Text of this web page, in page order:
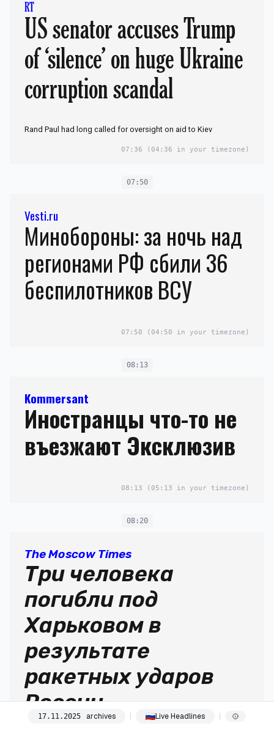
RT
US senator accuses Trump
of ‘silence’ on huge Ukraine
corruption scandal
Rand Paul had long called for oversight on aid to Kiev
07:36 (04:36 in your timezone)
07:50
Vesti.ru
Минобороны: за ночь над
регионами РФ сбили 36
беспилотников ВСУ
07:50 (04:50 in your timezone)
08:13
Kommersant
Иностранцы что-то не
въезжают Эксклюзив
08:13 (05:13 in your timezone)
08:20
The Moscow Times
Три человека
погибли под
Харьковом в
результате
ракетных ударов
России
17. 11.2025 archives Live Headlines